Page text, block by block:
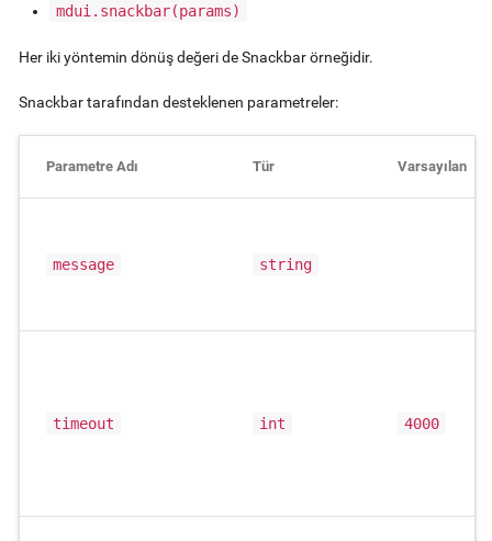
mdui.snackbar(params)
Her iki yöntemin dönüş değeri de Snackbar örneğidir.
Snackbar tarafından desteklenen parametreler:
Parametre Adı Tür Varsayılan
message string
timeout int 4000